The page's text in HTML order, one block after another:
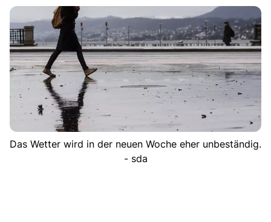
Das Wetter wird in der neuen Woche eher unbeständig.
- sda